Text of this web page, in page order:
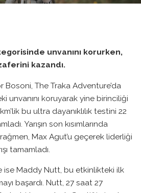
unvanını korurken,
kazandı.
Bosoni, The Traka Adventure’da
unvanını koruyarak yine birinciliği
bu ultra dayanıklılık testini 22
Yarışın son kısımlarında
rağmen, Max Agut’u geçerek liderliği
tamamladı.
ise Maddy Nutt, bu etkinlikteki ilk
başardı. Nutt, 27 saat 27